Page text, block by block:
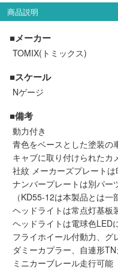
セール品・キャンペーン
セール商品
走行エリア別 鉄道模型車
北海道・東北
中部
中国・四国
商品説明
■メーカー
TOMIX(トミックス)
■スケール
Nゲージ
■備考
動力付き
青色をベースとした塗装の
キャブに取り付けられたカ
社紋 メーカーズプレートは
ナンバープレートは別パー
（KD55-12は本製品とは一
ヘッドライトは常点灯基板
ヘッドライトは電球色LED
フライホイール付動力、グ
ダミーカプラー、自連形
ミニカーブレール走行可能